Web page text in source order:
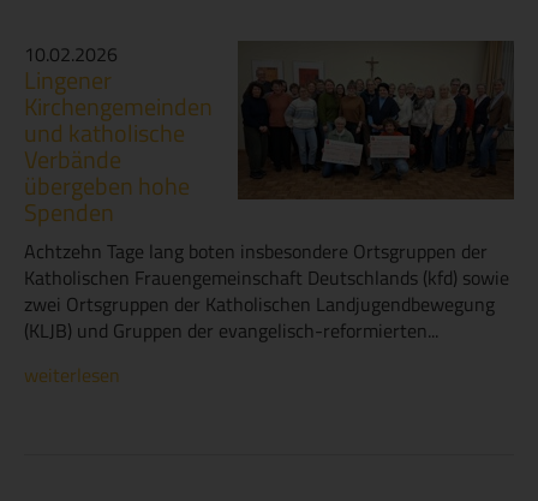
10.02.2026
Lingener
Kirchengemeinden
und katholische
Verbände
übergeben hohe
Spenden
Achtzehn Tage lang boten insbesondere Ortsgruppen der
Katholischen Frauengemeinschaft Deutschlands (kfd) sowie
zwei Ortsgruppen der Katholischen Landjugendbewegung
(KLJB) und Gruppen der evangelisch-reformierten...
weiterlesen